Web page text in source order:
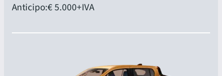
Anticipo:€ 5.000+IVA